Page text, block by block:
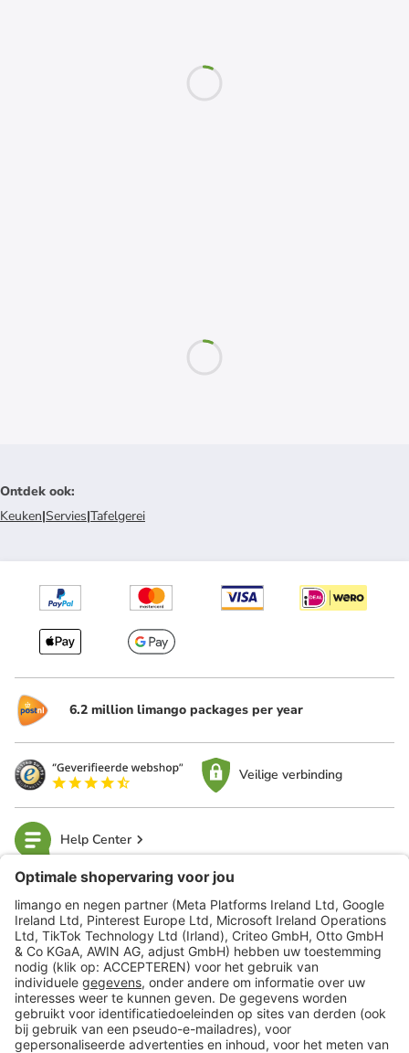
Ontdek ook:
Keuken|Servies|Tafelgerei
6.2 million limango packages per year
Veilige verbinding
Help Center
limango
Veilig winkelen
Klantenservice
Shop